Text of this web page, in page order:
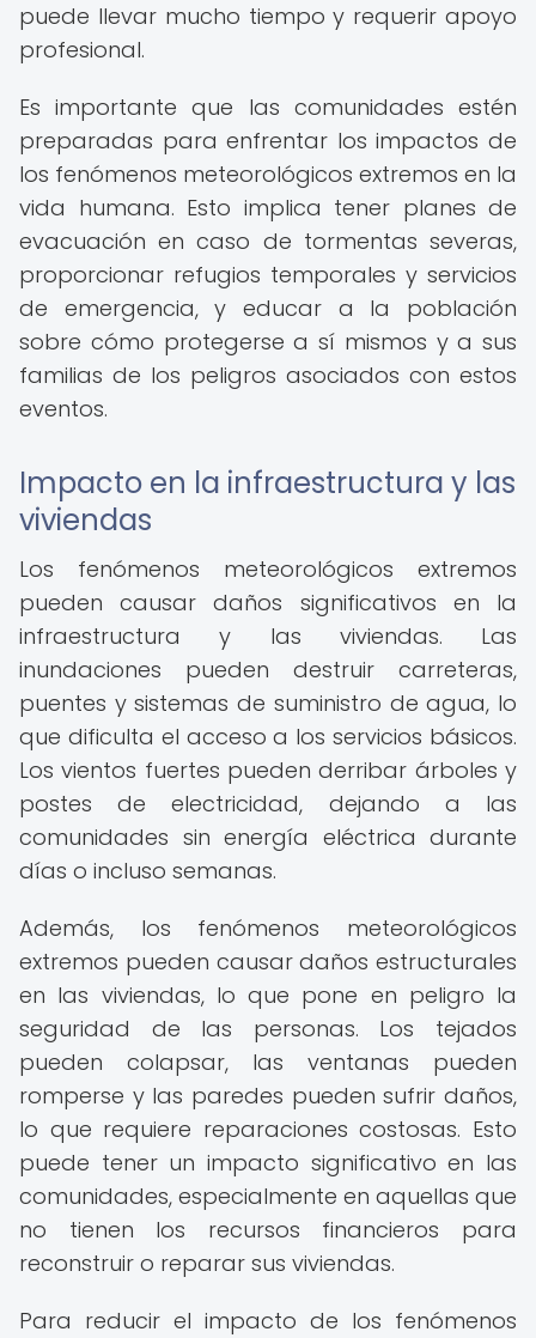
puede llevar mucho tiempo y requerir apoyo
profesional.
Es importante que las comunidades estén
preparadas para enfrentar los impactos de
los fenómenos meteorológicos extremos en la
vida humana. Esto implica tener planes de
evacuación en caso de tormentas severas,
proporcionar refugios temporales y servicios
de emergencia, y educar a la población
sobre cómo protegerse a sí mismos y a sus
familias de los peligros asociados con estos
eventos.
Impacto en la infraestructura y las
viviendas
Los fenómenos meteorológicos extremos
pueden causar daños significativos en la
infraestructura y las viviendas. Las
inundaciones pueden destruir carreteras,
puentes y sistemas de suministro de agua, lo
que dificulta el acceso a los servicios básicos.
Los vientos fuertes pueden derribar árboles y
postes de electricidad, dejando a las
comunidades sin energía eléctrica durante
días o incluso semanas.
Además, los fenómenos meteorológicos
extremos pueden causar daños estructurales
en las viviendas, lo que pone en peligro la
seguridad de las personas. Los tejados
pueden colapsar, las ventanas pueden
romperse y las paredes pueden sufrir daños,
lo que requiere reparaciones costosas. Esto
puede tener un impacto significativo en las
comunidades, especialmente en aquellas que
no tienen los recursos financieros para
reconstruir o reparar sus viviendas.
Para reducir el impacto de los fenómenos